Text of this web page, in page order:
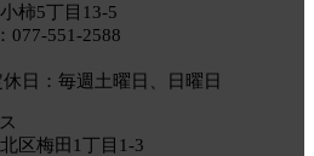
柿5丁目13-5
077-551-2588
日：毎週土曜日、日曜日
区梅田1丁目1-3